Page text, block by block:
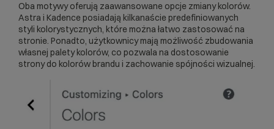
Oba motywy oferują zaawansowane opcje zmiany kolorów.
Astra i Kadence posiadają kilkanaście predefiniowanych
styli kolorystycznych, które można łatwo zastosować na
stronie. Ponadto, użytkownicy mają możliwość zbudowania
własnej palety kolorów, co pozwala na dostosowanie
strony do kolorów brandu i zachowanie spójności wizualnej.